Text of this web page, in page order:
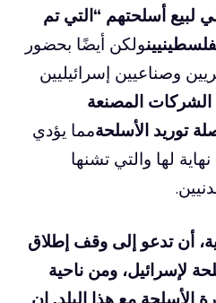
لبيع أسلحتهم “التي تم
ولكن أيضًا بحضور
وصناعيين إسرائيليين
المصنعة
توريد الأسلحةمما يؤدي
لها والتي تشنها
أن تدعو إلى وقف إطلاق
لإسرائيل، ومن ناحية
الأسلحة مع هذا البلد. إن